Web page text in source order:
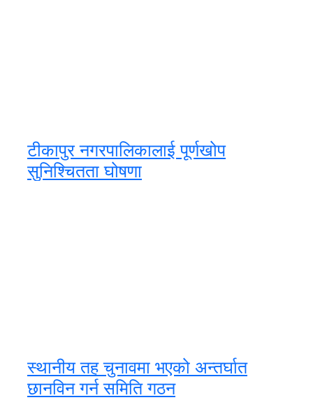
टीकापुर नगरपालिकालाई पूर्णखोप
सुनिश्चितता घोषणा
स्थानीय तह चुनावमा भएको अन्तर्घात
छानविन गर्न समिति गठन